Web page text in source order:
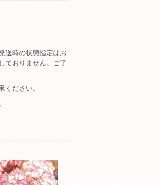
送時の状態指定はお
ておりません。ご了
ださい。